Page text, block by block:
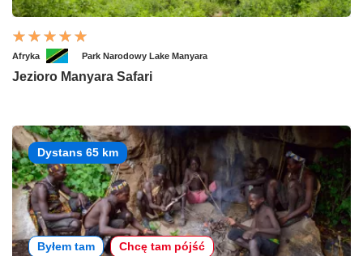
Afryka Park Narodowy Lake Manyara
Jezioro Manyara Safari
Dystans 65 km
Byłem tam Chcę tam pójść